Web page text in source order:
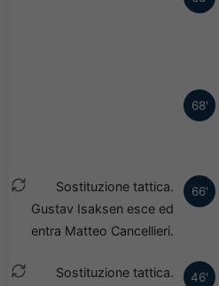
68'
66'
Sostituzione tattica.
Gustav Isaksen esce ed
entra Matteo Cancellieri.
46'
Sostituzione tattica.